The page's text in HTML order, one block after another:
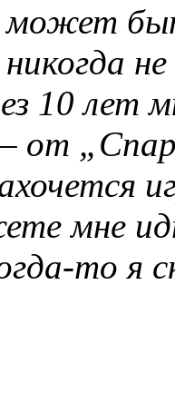
может
10 лет
от
мне
то я